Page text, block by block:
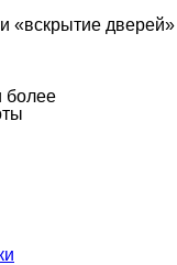
«вскрытие
более